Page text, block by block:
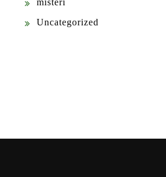
misteri
Uncategorized